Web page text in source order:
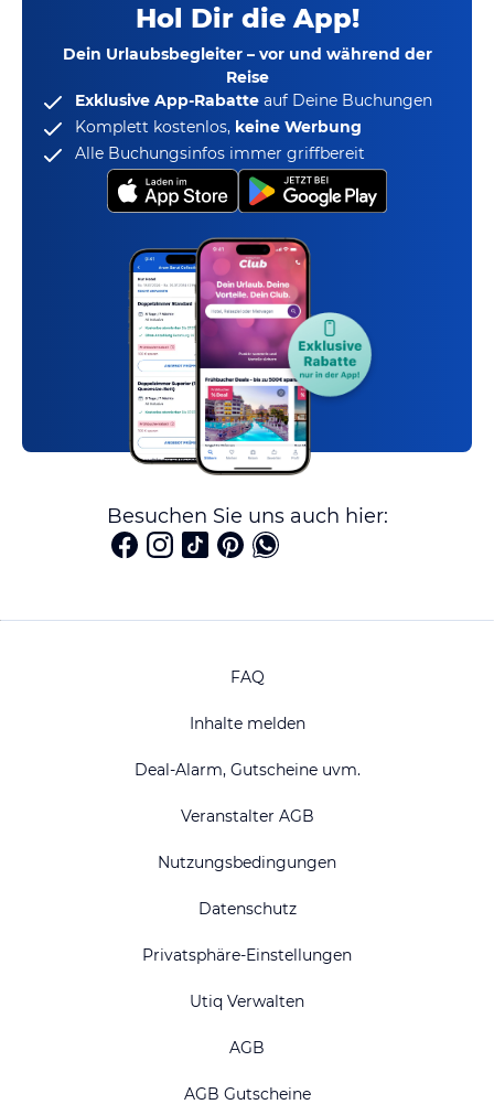
Hol Dir die App!
Dein Urlaubsbegleiter – vor und während der
Reise
Exklusive App-Rabatte auf Deine Buchungen
Komplett kostenlos, keine Werbung
Alle Buchungsinfos immer griffbereit
Besuchen Sie uns auch hier:
FAQ
Inhalte melden
Deal-Alarm, Gutscheine uvm.
Veranstalter AGB
Nutzungsbedingungen
Datenschutz
Privatsphäre-Einstellungen
Utiq Verwalten
AGB
AGB Gutscheine